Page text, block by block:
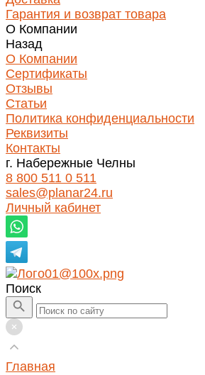
Гарантия и возврат товара
О Компании
Назад
О Компании
Сертификаты
Отзывы
Статьи
Политика конфиденциальности
Реквизиты
Контакты
г. Набережные Челны
8 800 511 0 511
sales@planar24.ru
Личный кабинет
Поиск
Главная